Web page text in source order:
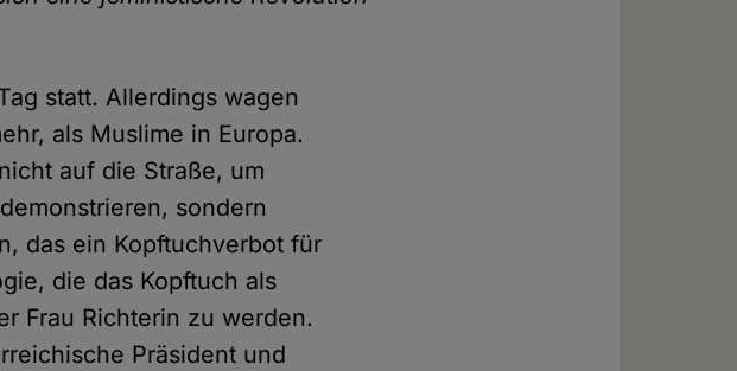
statt. Allerdings wagen
als Muslime in Europa.
auf die Straße, um
sondern
das ein Kopftuchverbot für
die das Kopftuch als
Frau Richterin zu werden.
Präsident und